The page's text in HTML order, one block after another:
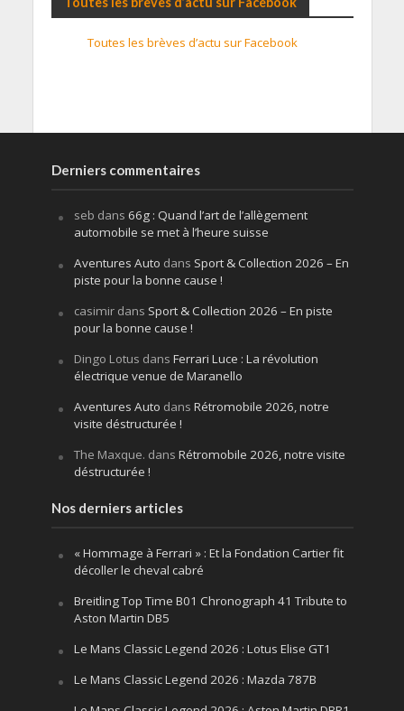
Toutes les brèves d’actu sur Facebook
Derniers commentaires
seb dans 66g : Quand l’art de l’allègement
automobile se met à l’heure suisse
Aventures Auto dans Sport & Collection 2026 – En
piste pour la bonne cause !
casimirdans Sport & Collection 2026 – En piste
pour la bonne cause !
Dingo Lotus dans Ferrari Luce : La révolution
électrique venue de Maranello
Aventures Auto dans Rétromobile 2026, notre
visite déstructurée !
The Maxque. dans Rétromobile 2026, notre visite
déstructurée !
Nos derniers articles
« Hommage à Ferrari » : Et la Fondation Cartier fit
décoller le cheval cabré
Breitling Top Time B01 Chronograph 41 Tribute to
Aston Martin DB5
Le Mans Classic Legend 2026 : Lotus Elise GT1
Le Mans Classic Legend 2026 : Mazda 787B